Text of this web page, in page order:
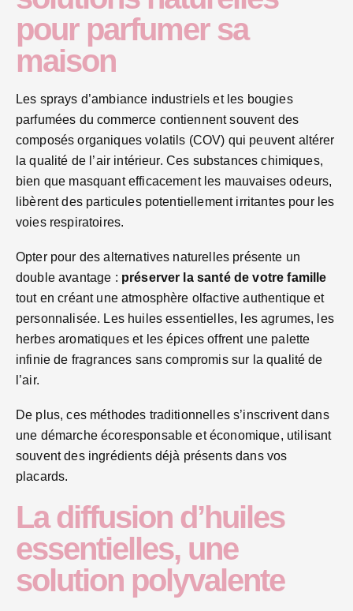
pour parfumer sa
maison
Les sprays d’ambiance industriels et les bougies
parfumées du commerce contiennent souvent des
composés organiques volatils (COV) qui peuvent altérer
la qualité de l’air intérieur. Ces substances chimiques,
bien que masquant efficacement les mauvaises odeurs,
libèrent des particules potentiellement irritantes pour les
voies respiratoires.
Opter pour des alternatives naturelles présente un
double avantage : préserver la santé de votre famille
tout en créant une atmosphère olfactive authentique et
personnalisée. Les huiles essentielles, les agrumes, les
herbes aromatiques et les épices offrent une palette
infinie de fragrances sans compromis sur la qualité de
l’air.
De plus, ces méthodes traditionnelles s’inscrivent dans
une démarche écoresponsable et économique, utilisant
souvent des ingrédients déjà présents dans vos
placards.
La diffusion d’huiles
essentielles, une
solution polyvalente